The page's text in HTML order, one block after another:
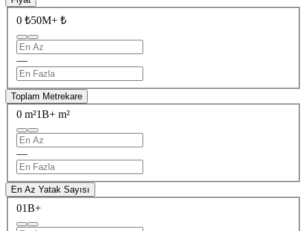
0 ₺50M+ ₺
—
Toplam Metrekare
0 m²1B+ m²
—
En Az Yatak Sayısı
01B+